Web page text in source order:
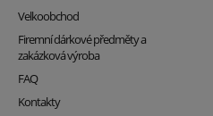
Velkoobchod
Firemní dárkové předměty a
zakázková výroba
FAQ
Kontakty